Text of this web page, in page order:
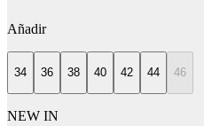
Añadir
34 36 38 40 42 44 46
NEW IN